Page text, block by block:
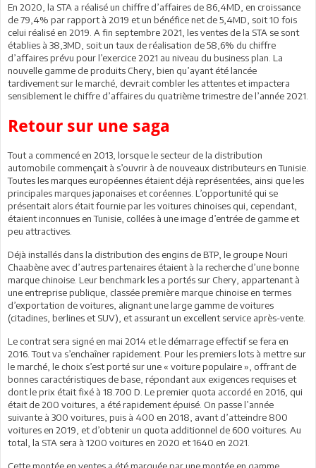
En 2020, la STA a réalisé un chiffre d’affaires de 86,4MD, en croissance
de 79,4% par rapport à 2019 et un bénéfice net de 5,4MD, soit 10 fois
celui réalisé en 2019. A fin septembre 2021, les ventes de la STA se sont
établies à 38,3MD, soit un taux de réalisation de 58,6% du chiffre
d’affaires prévu pour l’exercice 2021 au niveau du business plan. La
nouvelle gamme de produits Chery, bien qu’ayant été lancée
tardivement sur le marché, devrait combler les attentes et impactera
sensiblement le chiffre d’affaires du quatrième trimestre de l’année 2021.
Retour sur une saga
Tout a commencé en 2013, lorsque le secteur de la distribution
automobile commençait à s’ouvrir à de nouveaux distributeurs en Tunisie.
Toutes les marques européennes étaient déjà représentées, ainsi que les
principales marques japonaises et coréennes. L’opportunité qui se
présentait alors était fournie par les voitures chinoises qui, cependant,
étaient inconnues en Tunisie, collées à une image d’entrée de gamme et
peu attractives.
Déjà installés dans la distribution des engins de BTP, le groupe Nouri
Chaabène avec d’autres partenaires étaient à la recherche d’une bonne
marque chinoise. Leur benchmark les a portés sur Chery, appartenant à
une entreprise publique, classée première marque chinoise en termes
d’exportation de voitures, alignant une large gamme de voitures
(citadines, berlines et SUV), et assurant un excellent service après-vente.
Le contrat sera signé en mai 2014 et le démarrage effectif se fera en
2016. Tout va s’enchaîner rapidement. Pour les premiers lots à mettre sur
le marché, le choix s’est porté sur une « voiture populaire », offrant de
bonnes caractéristiques de base, répondant aux exigences requises et
dont le prix était fixé à 18.700 D. Le premier quota accordé en 2016, qui
était de 200 voitures, a été rapidement épuisé. On passe l’année
suivante à 300 voitures, puis à 400 en 2018, avant d’atteindre 800
voitures en 2019, et d’obtenir un quota additionnel de 600 voitures. Au
total, la STA sera à 1200 voitures en 2020 et 1640 en 2021.